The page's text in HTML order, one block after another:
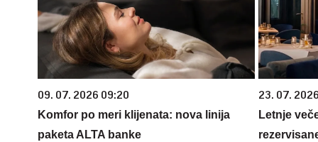
09. 07. 2026 09:20
Komfor po meri klijenata: nova linija
paketa ALTA banke
23. 07.
Letnje